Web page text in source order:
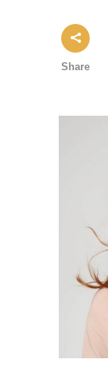
Share